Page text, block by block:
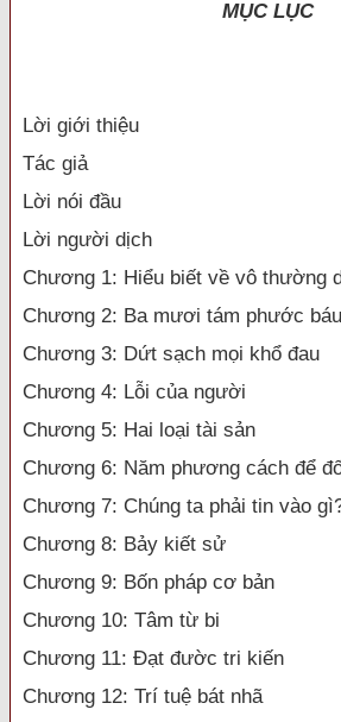
MỤC LỤC
Lời giới thiệu
Tác giả
Lời nói đầu
Lời người dịch
Chương 1: Hiểu biết về vô thường
Chương 2: Ba mươi tám phước báu
Chương 3: Dứt sạch mọi khổ đau
Chương 4: Lỗi của người
Chương 5: Hai loại tài sản
Chương 6: Năm phương cách để
Chương 7: Chúng ta phải tin vào
Chương 8: Bảy kiết sử
Chương 9: Bốn pháp cơ bản
Chương 10: Tâm từ bi
Chương 11: Đạt đườc tri kiến
Chương 12: Trí tuệ bát nhã